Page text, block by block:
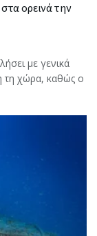
ορεινά την
με γενικά
τη χώρα, καθώς ο